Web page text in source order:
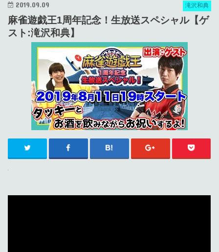
滝沢和典
2019.09.09
麻雀遊戯王1周年記念！生放送スペシャル【ゲ
スト:滝沢和典】